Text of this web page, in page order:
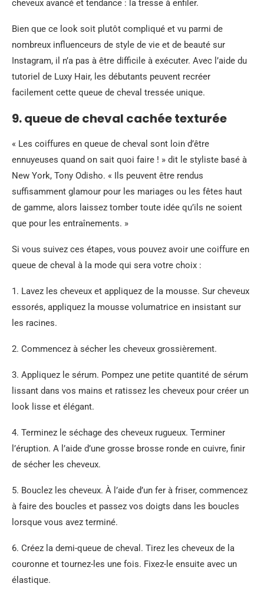
cheveux avancé et tendance : la tresse à enfiler.
Bien que ce look soit plutôt compliqué et vu parmi de
nombreux influenceurs de style de vie et de beauté sur
Instagram, il n’a pas à être difficile à exécuter. Avec l’aide du
tutoriel de Luxy Hair, les débutants peuvent recréer
facilement cette queue de cheval tressée unique.
9. queue de cheval cachée texturée
« Les coiffures en queue de cheval sont loin d’être
ennuyeuses quand on sait quoi faire ! » dit le styliste basé à
New York, Tony Odisho. « Ils peuvent être rendus
suffisamment glamour pour les mariages ou les fêtes haut
de gamme, alors laissez tomber toute idée qu’ils ne soient
que pour les entraînements. »
Si vous suivez ces étapes, vous pouvez avoir une coiffure en
queue de cheval à la mode qui sera votre choix :
1. Lavez les cheveux et appliquez de la mousse. Sur cheveux
essorés, appliquez la mousse volumatrice en insistant sur
les racines.
2. Commencez à sécher les cheveux grossièrement.
3. Appliquez le sérum. Pompez une petite quantité de sérum
lissant dans vos mains et ratissez les cheveux pour créer un
look lisse et élégant.
4. Terminez le séchage des cheveux rugueux. Terminer
l’éruption. A l’aide d’une grosse brosse ronde en cuivre, finir
de sécher les cheveux.
5. Bouclez les cheveux. À l’aide d’un fer à friser, commencez
à faire des boucles et passez vos doigts dans les boucles
lorsque vous avez terminé.
6. Créez la demi-queue de cheval. Tirez les cheveux de la
couronne et tournez-les une fois. Fixez-le ensuite avec un
élastique.